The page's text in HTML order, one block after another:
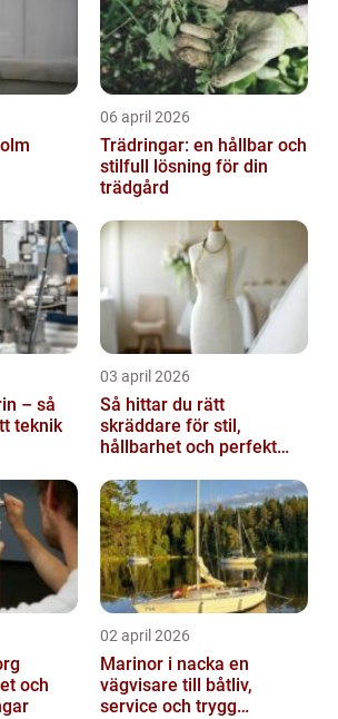
06 april 2026
Trädringar: en hållbar och
stilfull lösning för din
trädgård
– så
teknik
03 april 2026
Så hittar du rätt
skräddare för stil,
hållbarhet och perfekt
och
02 april 2026
Marinor i nacka en
vägvisare till båtliv,
service och trygg